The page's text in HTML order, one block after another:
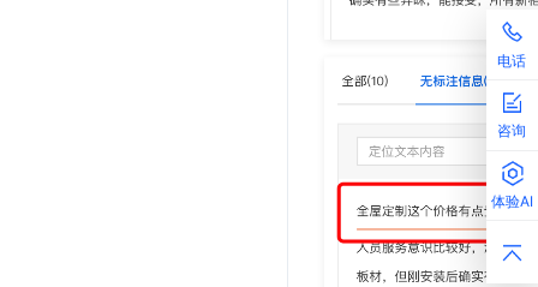
电话
咨询
体验AI